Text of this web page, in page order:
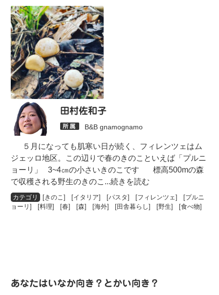
田村佐和子
B&B gnamognamo
５月になっても肌寒い日が続く、フィレンツェはム
ジェッロ地区。この辺りで春のきのこといえば「プルニ
ョーリ」 3~4㎝の小さいきのこです 標高500mの森
で収穫される野生のきのこ ...続きを読む
[きのこ] [イタリア] [パスタ] [フィレンツェ] [プルニ
ョーリ] [料理] [春] [森] [海外] [田舎暮らし] [野生] [食べ物]
あなたはいなか向き？とかい向き？